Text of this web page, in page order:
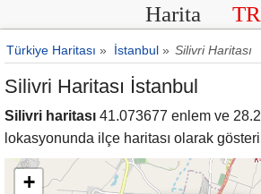
Harita TR
Türkiye Haritası » İstanbul » Silivri Haritası
Silivri Haritası İstanbul
Silivri haritası 41.073677 enlem ve
lokasyonunda ilçe haritası olarak
+